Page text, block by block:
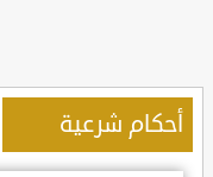
أحكام شرعية